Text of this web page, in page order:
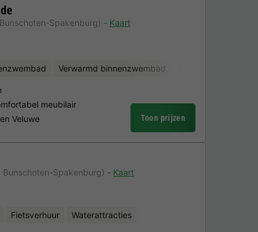
Spakenburg) Kaart
Verwarmd binnenzwembad
meubilair
Veluwe
Toon prijzen
Bunschoten-Spakenburg)
Kaart
Fietsverhuur Waterattracties